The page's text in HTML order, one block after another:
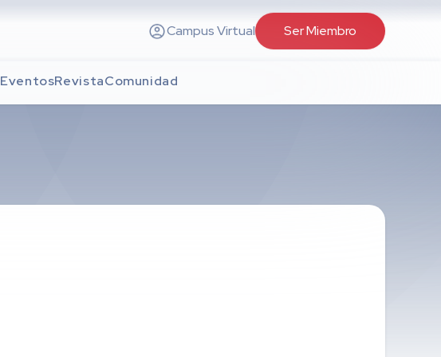
Campus Virtual Ser Miembro
EventosRevistaComunidad